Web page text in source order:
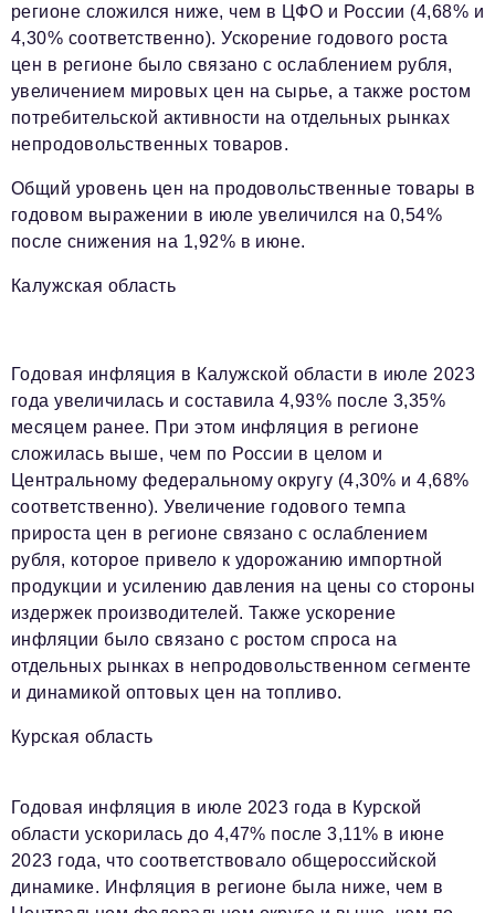
регионе сложился ниже, чем в ЦФО и России (4,68% и
4,30% соответственно). Ускорение годового роста
цен в регионе было связано с ослаблением рубля,
увеличением мировых цен на сырье, а также ростом
потребительской активности на отдельных рынках
непродовольственных товаров.
Общий уровень цен на продовольственные товары в
годовом выражении в июле увеличился на 0,54%
после снижения на 1,92% в июне.
Калужская область
Годовая инфляция в Калужской области в июле 2023
года увеличилась и составила 4,93% после 3,35%
месяцем ранее. При этом инфляция в регионе
сложилась выше, чем по России в целом и
Центральному федеральному округу (4,30% и 4,68%
соответственно). Увеличение годового темпа
прироста цен в регионе связано с ослаблением
рубля, которое привело к удорожанию импортной
продукции и усилению давления на цены со стороны
издержек производителей. Также ускорение
инфляции было связано с ростом спроса на
отдельных рынках в непродовольственном сегменте
и динамикой оптовых цен на топливо.
Курская область
Годовая инфляция в июле 2023 года в Курской
области ускорилась до 4,47% после 3,11% в июне
2023 года, что соответствовало общероссийской
динамике. Инфляция в регионе была ниже, чем в